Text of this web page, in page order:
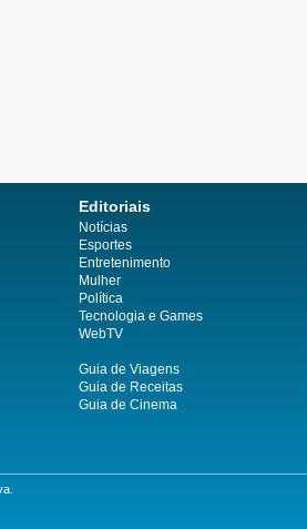
Editoriais
Notícias
Esportes
Entretenimento
Mulher
Política
Tecnologia e Games
WebTV
Guia de Viagens
Guia de Receitas
Guia de Cinema